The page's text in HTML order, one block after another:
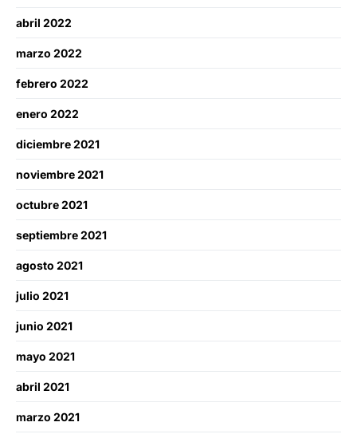
abril 2022
marzo 2022
febrero 2022
enero 2022
diciembre 2021
noviembre 2021
octubre 2021
septiembre 2021
agosto 2021
julio 2021
junio 2021
mayo 2021
abril 2021
marzo 2021